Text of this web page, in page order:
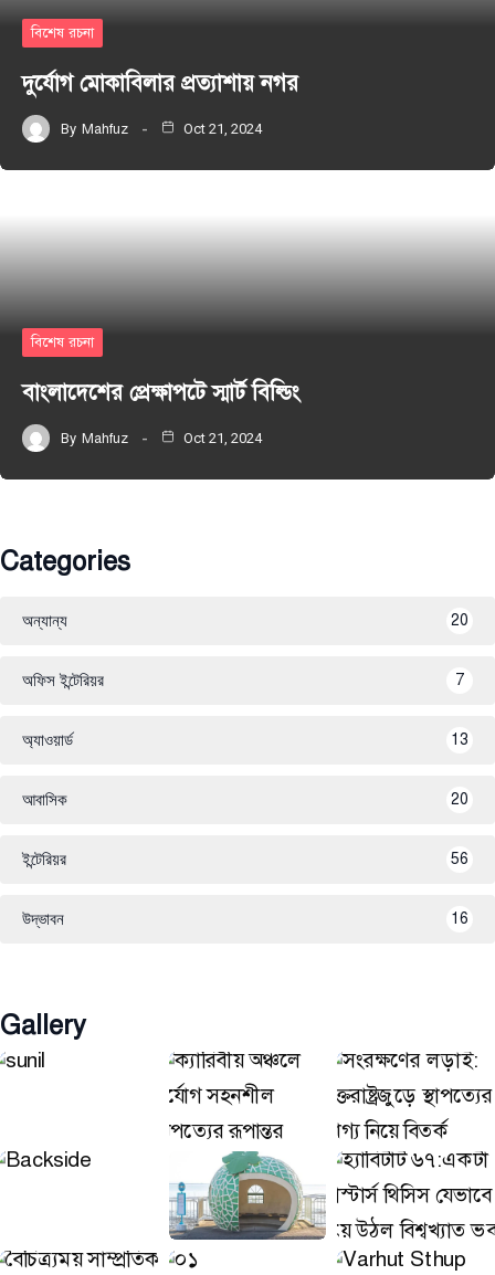
বিশেষ রচনা
দুর্যোগ মোকাবিলার প্রত্যাশায় নগর
By Mahfuz Oct 21, 2024
বিশেষ রচনা
বাংলাদেশের প্রেক্ষাপটে স্মার্ট বিল্ডিং
By Mahfuz Oct 21, 2024
Categories
অন্যান্য 20
অফিস ইন্টেরিয়র 7
অ্যাওয়ার্ড 13
আবাসিক 20
ইন্টেরিয়র 56
উদ্ভাবন 16
Gallery